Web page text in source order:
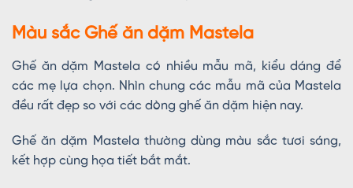
Màu sắc Ghế ăn dặm Mastela
Ghế ăn dặm Mastela có nhiều mẫu mã, kiểu dáng để
các mẹ lựa chọn. Nhìn chung các mẫu mã của Mastela
đều rất đẹp so với các dòng ghế ăn dặm hiện nay.
Ghế ăn dặm Mastela thường dùng màu sắc tươi sáng,
kết hợp cùng họa tiết bắt mắt.